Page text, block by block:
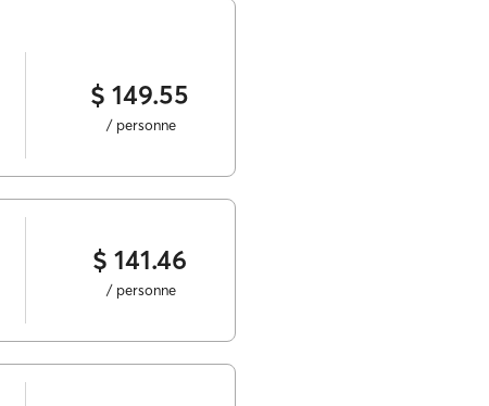
$ 149.55
/ personne
$ 141.46
/ personne